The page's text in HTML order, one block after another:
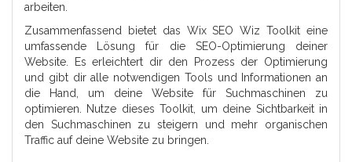
arbeiten.
Zusammenfassend bietet das Wix SEO Wiz Toolkit eine
umfassende Lösung für die SEO-Optimierung deiner
Website. Es erleichtert dir den Prozess der Optimierung
und gibt dir alle notwendigen Tools und Informationen an
die Hand, um deine Website für Suchmaschinen zu
optimieren. Nutze dieses Toolkit, um deine Sichtbarkeit in
den Suchmaschinen zu steigern und mehr organischen
Traffic auf deine Website zu bringen.